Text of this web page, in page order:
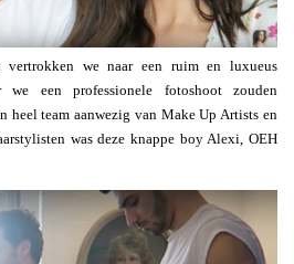
vertrokken we naar een ruim en luxueus
we een professionele fotoshoot zouden
heel team aanwezig van Make Up Artists en
was deze knappe boy Alexi, OEH